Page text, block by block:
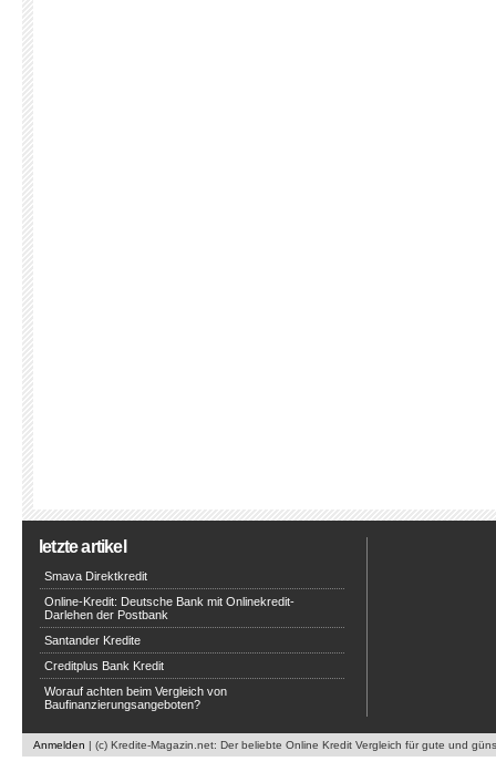
letzte artikel
Smava Direktkredit
Online-Kredit: Deutsche Bank mit Onlinekredit-
Darlehen der Postbank
Santander Kredite
Creditplus Bank Kredit
Worauf achten beim Vergleich von
Baufinanzierungsangeboten?
Anmelden | (c) Kredite-Magazin.net: Der beliebte Online Kredit Vergleich für gute und